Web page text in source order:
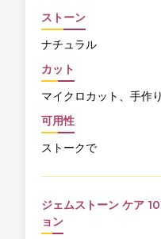
ストーン
ナチュラル
カット
マイクロカット、手作り
可用性
ストークで
ジェムストーン ケア
ョン